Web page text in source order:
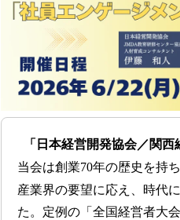
「日本経営開発協会／関
当会は創業70年の歴史を持
産業界の要望に応え、時代
た。定例の「全国経営者大